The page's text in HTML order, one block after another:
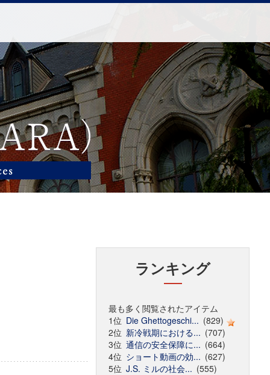
ランキング
最も多く閲覧されたアイテム
1位 Die Ghettogeschi... (829)
2位 新冷戦期における... (707)
3位 通信の安全保障に... (664)
4位 ショート動画の効... (627)
5位 J.S. ミルの社会... (555)